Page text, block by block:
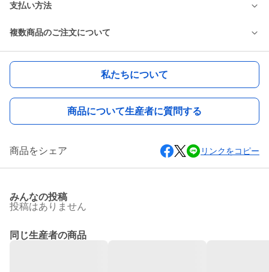
支払い方法
複数商品のご注文について
私たちについて
商品について生産者に質問する
商品をシェア リンクをコピー
みんなの投稿
投稿はありません
同じ生産者の商品